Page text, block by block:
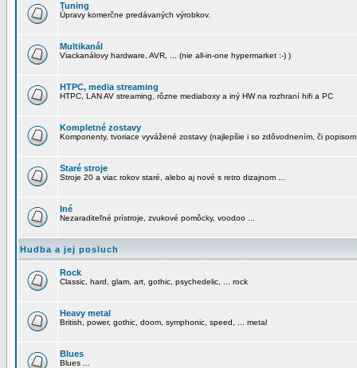
Tuning
Úpravy komerčne predávaných výrobkov.
Multikanál
Viackanálovy hardware, AVR, ... (nie all-in-one hypermarket :-) )
HTPC, media streaming
HTPC, LAN AV streaming, rôzne mediaboxy a iný HW na rozhraní hifi a PC
Kompletné zostavy
Komponenty, tvoriace vyvážené zostavy (najlepšie i so zdôvodnením, či
Staré stroje
Stroje 20 a viac rokov staré, alebo aj nové s retro dizajnom ...
Iné
Nezaraditeľné prístroje, zvukové pomôcky, voodoo ...
Hudba a jej posluch
Rock
Classic, hard, glam, art, gothic, psychedelic, ... rock
Heavy metal
British, power, gothic, doom, symphonic, speed, ... metal
Blues
Blues ...